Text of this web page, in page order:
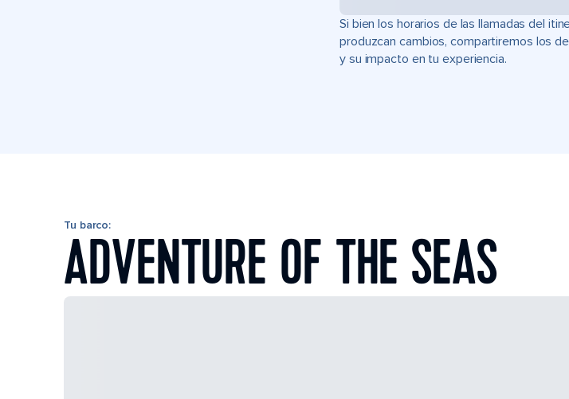
Si bien los horarios de las llamadas del
produzcan cambios, compartiremos los
y su impacto en tu experiencia.
Tu barco:
ADVENTURE OF THE SEAS